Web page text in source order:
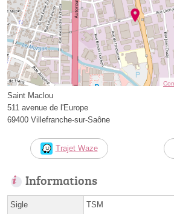
Saint Maclou
511 avenue de l'Europe
69400 Villefranche-sur-Saône
Trajet Waze
Informations
Sigle TSM